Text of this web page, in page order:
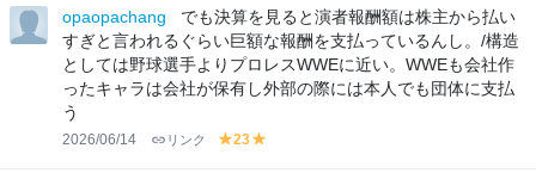
lo
w
lo
w
opaopachang
でも決算を見ると演者報酬額は株主から払い
すぎと言われるぐらい巨額な報酬を支払っているんし。/構造
としては野球選手よりプロレスWWEに近い。WWEも会社作
ったキャラは会社が保有し外部の際には本人でも団体に支払
う
2026/06/14 リンク
y
23